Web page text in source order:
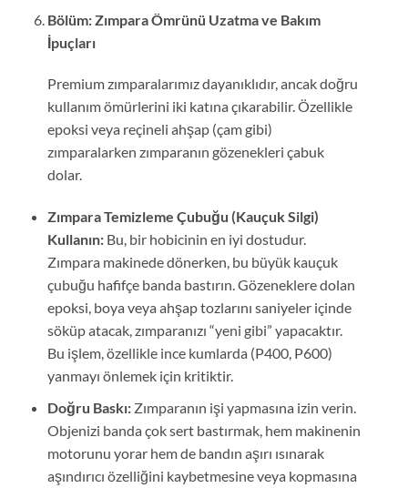
Bölüm: Zımpara Ömrünü Uzatma ve Bakım
İpuçları
Premium zımparalarımız dayanıklıdır, ancak doğru
kullanım ömürlerini iki katına çıkarabilir. Özellikle
epoksi veya reçineli ahşap (çam gibi)
zımparalarken zımparanın gözenekleri çabuk
dolar.
Zımpara Temizleme Çubuğu (Kauçuk Silgi)
Kullanın:Bu, bir hobicinin en iyi dostudur.
Zımpara makinede dönerken, bu büyük kauçuk
çubuğu hafifçe banda bastırın. Gözeneklere dolan
epoksi, boya veya ahşap tozlarını saniyeler içinde
söküp atacak, zımparanızı “yeni gibi” yapacaktır.
Bu işlem, özellikle ince kumlarda (P400, P600)
yanmayı önlemek için kritiktir.
Doğru Baskı:Zımparanın işi yapmasına izin verin.
Objenizi banda çok sert bastırmak, hem makinenin
motorunu yorar hem de bandın aşırı ısınarak
aşındırıcı özelliğini kaybetmesine veya kopmasına